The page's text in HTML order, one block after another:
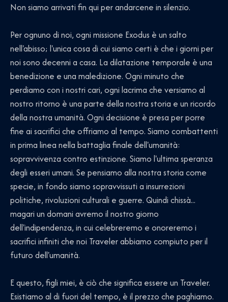
Non siamo arrivati fin qui per andarcene in silenzio.
Per ognuno di noi, ogni missione Exodus è un salto
nell'abisso; l'unica cosa di cui siamo certi è che i giorni per
noi sono decenni a casa. La dilatazione temporale è una
benedizione e una maledizione. Ogni minuto che
perdiamo con i nostri cari, ogni lacrima che versiamo al
nostro ritorno è una parte della nostra storia e un ricordo
della nostra umanità. Ogni decisione è presa per porre
fine ai sacrifici che offriamo al tempo. Siamo combattenti
in prima linea nella battaglia finale dell'umanità:
sopravvivenza contro estinzione. Siamo l'ultima speranza
degli esseri umani. Se pensiamo alla nostra storia come
specie, in fondo siamo sopravvissuti a insurrezioni
politiche, rivoluzioni culturali e guerre. Quindi chissà...
magari un domani avremo il nostro giorno
dell'indipendenza, in cui celebreremo e onoreremo i
sacrifici infiniti che noi Traveler abbiamo compiuto per il
futuro dell'umanità.
E questo, figli miei, è ciò che significa essere un Traveler.
Esistiamo al di fuori del tempo, è il prezzo che paghiamo.